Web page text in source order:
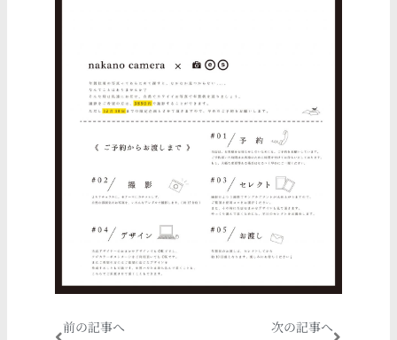
Prev
前の記事へ 次の記事へNext